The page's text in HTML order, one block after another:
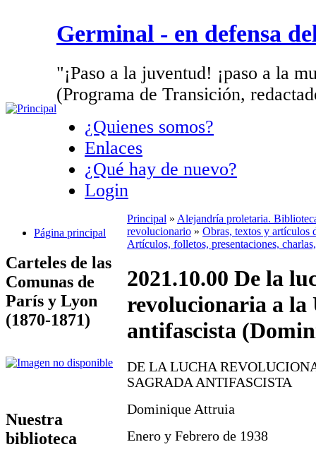
Germinal - en defensa
"¡Paso a la juventud! ¡paso a la
(Programa de Transición,
¿Quienes somos?
Enlaces
¿Qué hay de nuevo?
Login
Página principal
Carteles de las
Comunas de
París y Lyon
(1870-1871)
Nuestra
biblioteca
Principal » Alejandría proletaria.
revolucionario » Obras, textos y artículos
Artículos, folletos, presentaciones,
2021.10.00 De la
revolucionaria a la
antifascista
DE LA LUCHA
SAGRADA ANTIFASCISTA
Dominique Attruia
Enero y Febrero de 1938